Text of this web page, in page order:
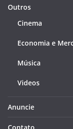
Outros
Cinema
Economia e
Música
Videos
Anuncie